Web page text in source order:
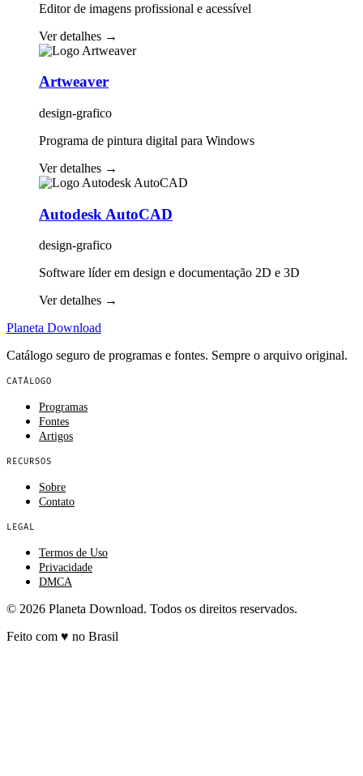
Editor de imagens profissional e acessível
Ver detalhes →
Artweaver
design-grafico
Programa de pintura digital para Windows
Ver detalhes →
Autodesk AutoCAD
design-grafico
Software líder em design e documentação 2D e 3D
Ver detalhes →
Planeta Download
Catálogo seguro de programas e fontes. Sempre o arquivo original.
CATÁLOGO
Programas
Fontes
Artigos
RECURSOS
Sobre
Contato
LEGAL
Termos de Uso
Privacidade
DMCA
© 2026 Planeta Download. Todos os direitos reservados.
Feito com ♥ no Brasil